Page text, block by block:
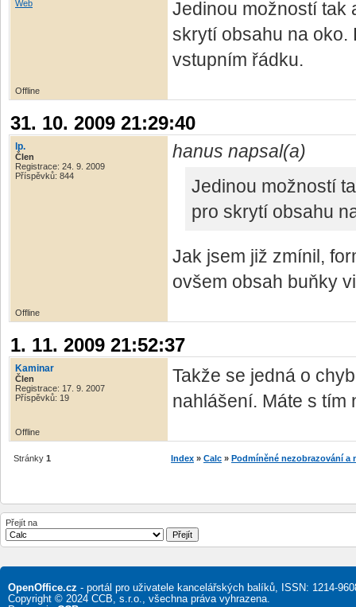
Web
Jedinou možností tak
skrytí obsahu na oko.
vstupním řádku.
Offline
31. 10. 2009 21:29:40
lp.
Člen
Registrace: 24. 9. 2009
Příspěvků: 844
hanus napsal(a)
Jedinou možností
pro skrytí obsahu
Jak jsem již zmínil,
ovšem obsah buňky
Offline
1. 11. 2009 21:52:37
Kaminar
Člen
Registrace: 17. 9. 2007
Příspěvků: 19
Takže se jedná o
nahlášení. Máte s tím
Offline
Stránky 1 Index » Calc » Podmíněné nezobrazování a
Přejít na
OpenOffice.cz - portál pro uživatele kancelářských balíků, ISSN: 1214-
Copyright © 2024 CCB, s.r.o., všechna práva vyhrazena.